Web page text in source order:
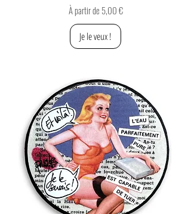
À partir de 5,00 €
Prix promotionnel
Je le veux !